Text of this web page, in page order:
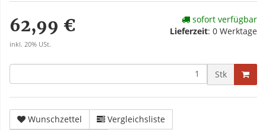
62,99 €
inkl. 20% USt.
sofort verfügbar
Lieferzeit: 0 Werktage
Stk
Wunschzettel
Vergleichsliste